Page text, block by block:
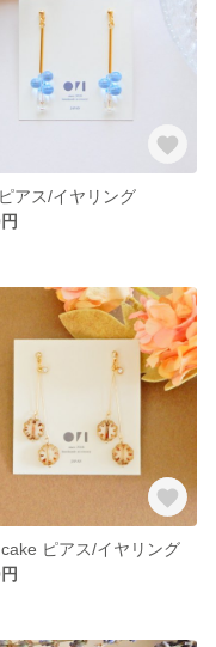
アス/イヤリング
ピアス/イヤリング